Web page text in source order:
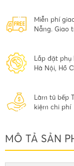
Miễn phí
Nẵng. Giao
Lắp đặt
Hà Nội, Hồ
Làm tủ bếp
kiệm chi phí
MÔ TẢ SẢN